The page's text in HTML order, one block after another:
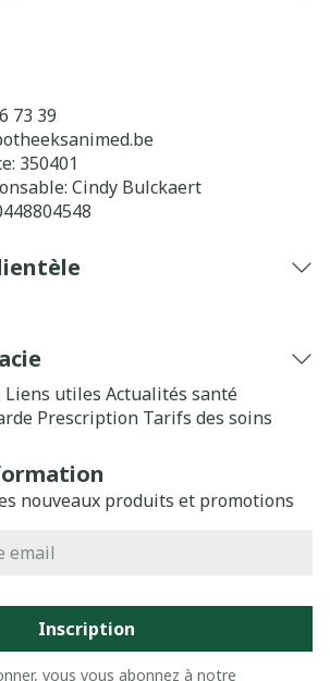
73 39
350401
Cindy Bulckaert
Liens utiles Actualités santé
Prescription Tarifs des soins
nouveaux produits et promotions
Inscription
vous vous abonnez à notre